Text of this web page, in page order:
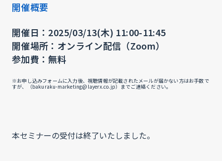
開催概要
開催日：2025/03/13(木) 11:00-11:45
開催場所：オンライン配信（Zoom）
参加費：無料
※お申し込みフォームに入力後、視聴情報が記載されたメールが届かない方はお手数で
すが、（bakuraku-marketing@layerx.co.jp）までご連絡ください。
本セミナーの受付は終了いたしました。